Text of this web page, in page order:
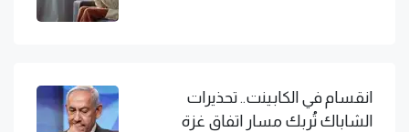
انقسام في الكابينت.. تحذيرات
الشاباك تُربك مسار اتفاق غزة